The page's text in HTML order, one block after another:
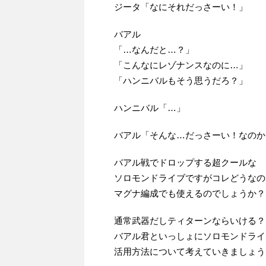
ジータ「なにそれだっさーい！」
バアル
「…なんだと…？」
「こんなにレゾナンスなのに…」
「ハンニバルもそう思うだろ？」
ハンニバル「…」
バアル「そんな…だっさーい！なのか
バアル戦でドロップする超クールな
ソロモンドライブですがコレどうなの
マグナ編成でも使えるのでしょうか？
通常武器だしティターンならいける？
バアル君といっしょにソロモンドラ
活用方法について考えていきましょう